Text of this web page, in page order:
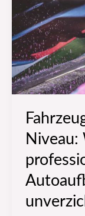
Niveau: